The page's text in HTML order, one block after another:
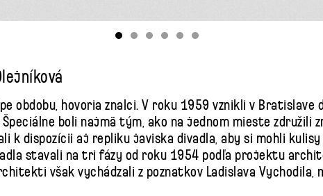
obdobu, hovoria znalci. V roku 1959 vznikli v Bratislave
boli najmä tým, ako na jednom mieste združili
k dispozícii aj repliku javiska divadla, aby si mohli
stavali na tri fázy od roku 1954 podľa projektu
však vychádzali z poznatkov Ladislava